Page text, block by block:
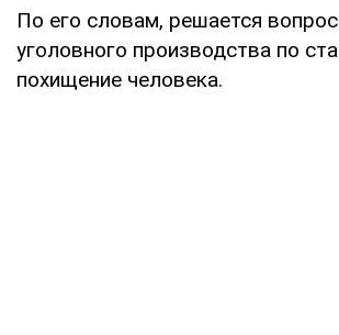
По его словам, решается
уголовного производства по
похищение человека.